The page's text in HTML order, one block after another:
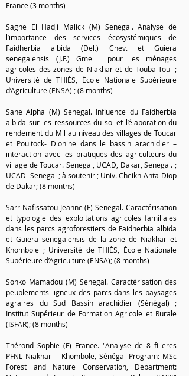
France (3 months)
Sagne El Hadji Malick (M) Senegal. Analyse de
l’importance des services écosystémiques de
Faidherbia albida (Del.) Chev. et Guiera
senegalensis (J.F.) Gmel pour les ménages
agricoles des zones de Niakhar et de Touba Toul ;
Université de THIÈS, École Nationale Supérieure
d’Agriculture (ENSA) ; (8 months)
Sane Alpha (M) Senegal. Influence du Faidherbia
albida sur les ressources du sol et l’élaboration du
rendement du Mil au niveau des villages de Toucar
et Poultock- Diohine dans le bassin arachidier –
interaction avec les pratiques des agriculteurs du
village de Toucar. Senegal, UCAD, Dakar, Senegal. ;
UCAD- Senegal ; à soutenir ; Univ. Cheikh-Anta-Diop
de Dakar; (8 months)
Sarr Nafissatou Jeanne (F) Senegal. Caractérisation
et typologie des exploitations agricoles familiales
dans les parcs agroforestiers de Faidherbia albida
et Guiera senegalensis de la zone de Niakhar et
Khombole ; Université de THIÈS, École Nationale
Supérieure d’Agriculture (ENSA); (8 months)
Sonko Mamadou (M) Senegal. Caractérisation des
peuplements ligneux des parcs dans les paysages
agraires du Sud Bassin arachidier (Sénégal) ;
Institut Supérieur de Formation Agricole et Rurale
(ISFAR); (8 months)
Thérond Sophie (F) France. "Analyse de 8 filieres
PFNL Niakhar – Khombole, Sénégal Program: MSc
Forest and Nature Conservation, Department: